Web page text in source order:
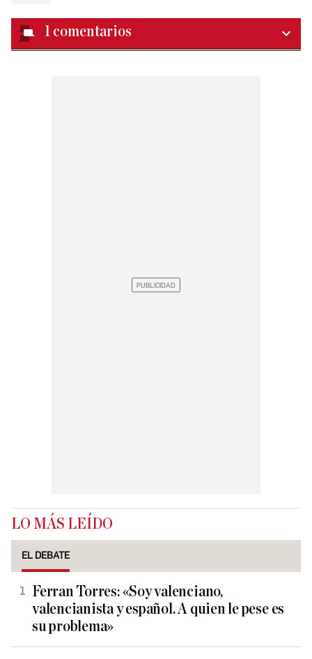
1 comentarios
LO MÁS LEÍDO
EL DEBATE
Ferran Torres: «Soy valenciano,
valencianista y español. A quien le pese es
su problema»